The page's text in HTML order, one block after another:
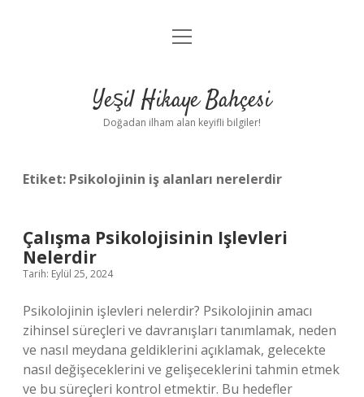
Anasayfa
Yasal Uyarı
menüyü
Yeşil Hikaye Bahçesi
Doğadan ilham alan keyifli bilgiler!
Etiket: Psikolojinin iş alanları nerelerdir
Çalışma Psikolojisinin Işlevleri
Nelerdir
Tarih: Eylül 25, 2024
Psikolojinin işlevleri nelerdir? Psikolojinin amacı
zihinsel süreçleri ve davranışları tanımlamak, neden
ve nasıl meydana geldiklerini açıklamak, gelecekte
nasıl değişeceklerini ve gelişeceklerini tahmin etmek
ve bu süreçleri kontrol etmektir. Bu hedefler